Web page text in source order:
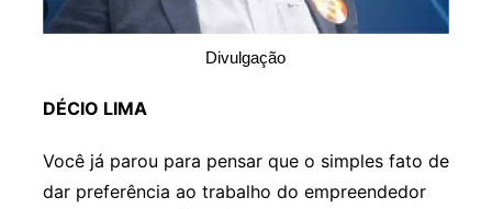
Divulgação
DÉCIO LIMA
Você já parou para pensar que o simples fato de
dar preferência ao trabalho do empreendedor